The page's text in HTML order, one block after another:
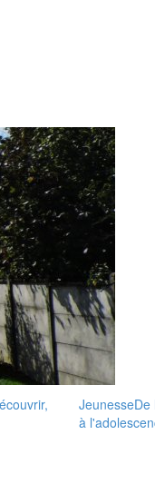
JeunesseDe
à